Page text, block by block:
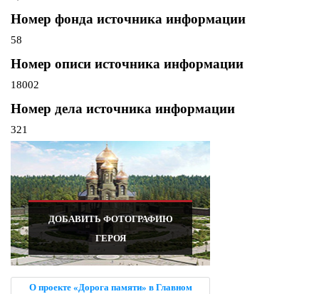
Номер фонда источника информации
58
Номер описи источника информации
18002
Номер дела источника информации
321
ДОБАВИТЬ ФОТОГРАФИЮ
ГЕРОЯ
О проекте «Дорога памяти» в Главном